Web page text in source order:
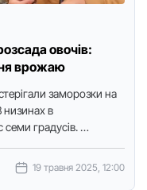
овочів:
врожаю
заморозки на
низинах в
семи градусів. …
19 травня 2025, 12:00